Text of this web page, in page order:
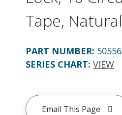
Tape, Natural
PART NUMBER:
SERIES CHART: VIEW
Email This Page